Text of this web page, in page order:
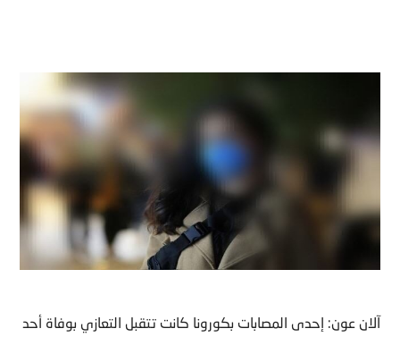
آلان عون: إحدى المصابات بكورونا كانت تتقبل التعازي بوفاة أحد